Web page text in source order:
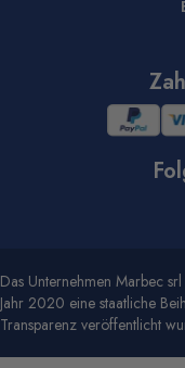
Das Unternehmen Marbec
Jahr 2020 eine staatliche
Transparenz veröffentlicht